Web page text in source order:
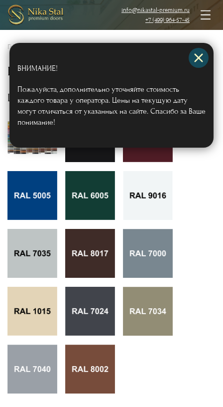
info@nikastal-premium.ru
+7 (499) 964-57-45
Главная
Порошковое напыление
Шагрень по RAL
ВНИМАНИЕ!
Пожалуйста, дополнительно уточняйте стоимость
каждого товара у оператора. Цены на текущую дату
могут отличаться от указанных на сайте. Спасибо за Ваше
понимание!